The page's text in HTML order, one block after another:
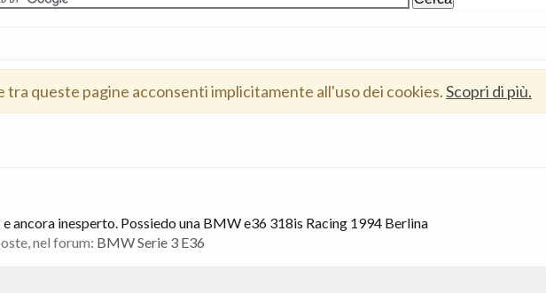
queste pagine acconsenti implicitamente all'uso dei cookies.Scopri di più.
ancora inesperto. Possiedo una BMW e36 318is Racing 1994 Berlina
nel forum: BMW Serie 3 E36